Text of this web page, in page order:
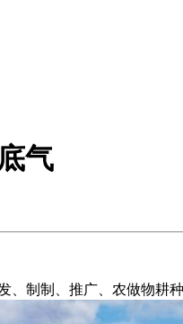
气
制制、推广、农做物耕